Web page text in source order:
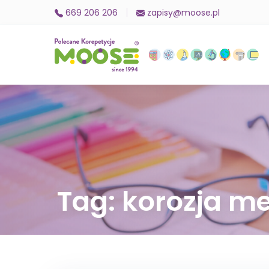
669 206 206 zapisy@moose.pl
Tag: korozja